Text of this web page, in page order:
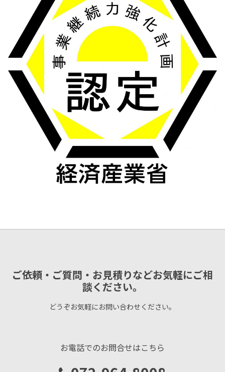
ご依頼・ご質問・お見積りなどお気軽にご相
談ください。
どうぞお気軽にお問い合わせください。
お電話でのお問合せはこちら